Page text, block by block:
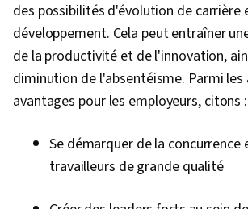
des possibilités d'évolution de carrière
développement. Cela peut entraîner
de la productivité et de l'innovation,
diminution de l'absentéisme. Parmi les
avantages pour les employeurs, citons :
Se démarquer de la
travailleurs de grande qualité